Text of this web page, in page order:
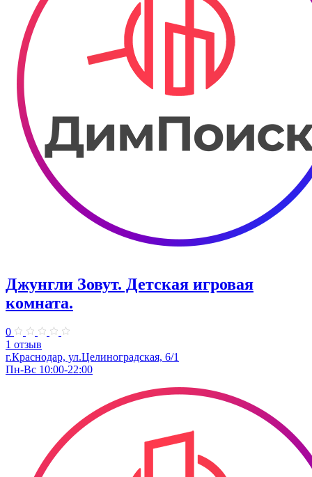
Джунгли Зовут. Детская игровая
комната.
0
1 отзыв
г.Краснодар, ул.​Целиноградская, 6/1
Пн-Вс 10:00-22:00